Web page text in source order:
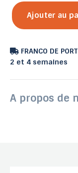
Ajouter au
FRANCO DE
2 et 4 semaines
A propos de